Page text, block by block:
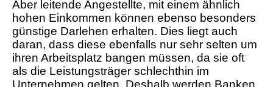
Aber leitende Angestellte, mit einem ähnlich
hohen Einkommen können ebenso besonders
günstige Darlehen erhalten. Dies liegt auch
daran, dass diese ebenfalls nur sehr selten um
ihren Arbeitsplatz bangen müssen, da sie oft
als die Leistungsträger schlechthin im